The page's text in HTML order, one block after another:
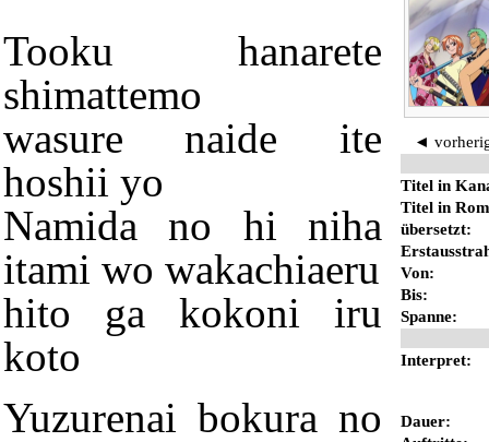
◄
Titel in
Titel in
übersetzt:
Von:
Bis:
Spanne:
Interpret:
Dauer:
Tooku hanarete
shimattemo
wasure naide ite
hoshii yo
Namida no hi niha
itami wo wakachiaeru
hito ga kokoni iru
koto
Yuzurenai bokura no